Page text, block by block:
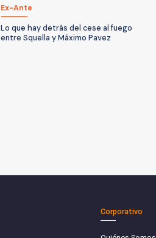
Ex-Ante
Lo que hay detrás del cese al fuego
entre Squella y Máximo Pavez
Corporativo